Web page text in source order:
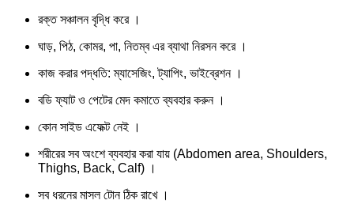
রক্ত সঞ্চালন বৃদ্ধি করে ।
ঘাড়, পিঠ, কোমর, পা, নিতম্ব এর ব্যাথা নিরসন করে ।
কাজ করার পদ্ধতি: ম্যাসেজিং, ট্যাপিং, ভাইব্রেশন ।
বডি ফ্যাট ও পেটের মেদ কমাতে ব্যবহার করুন ।
কোন সাইড এফেক্ট নেই ।
শরীরের সব অংশে ব্যবহার করা যায় (Abdomen area, Shoulders,
Thighs, Back, Calf) ।
সব ধরনের মাসল টোন ঠিক রাখে ।